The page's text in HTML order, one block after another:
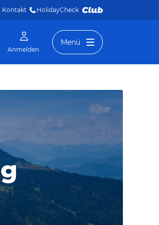
Kontakt HolidayCheck
Anmelden
Menü